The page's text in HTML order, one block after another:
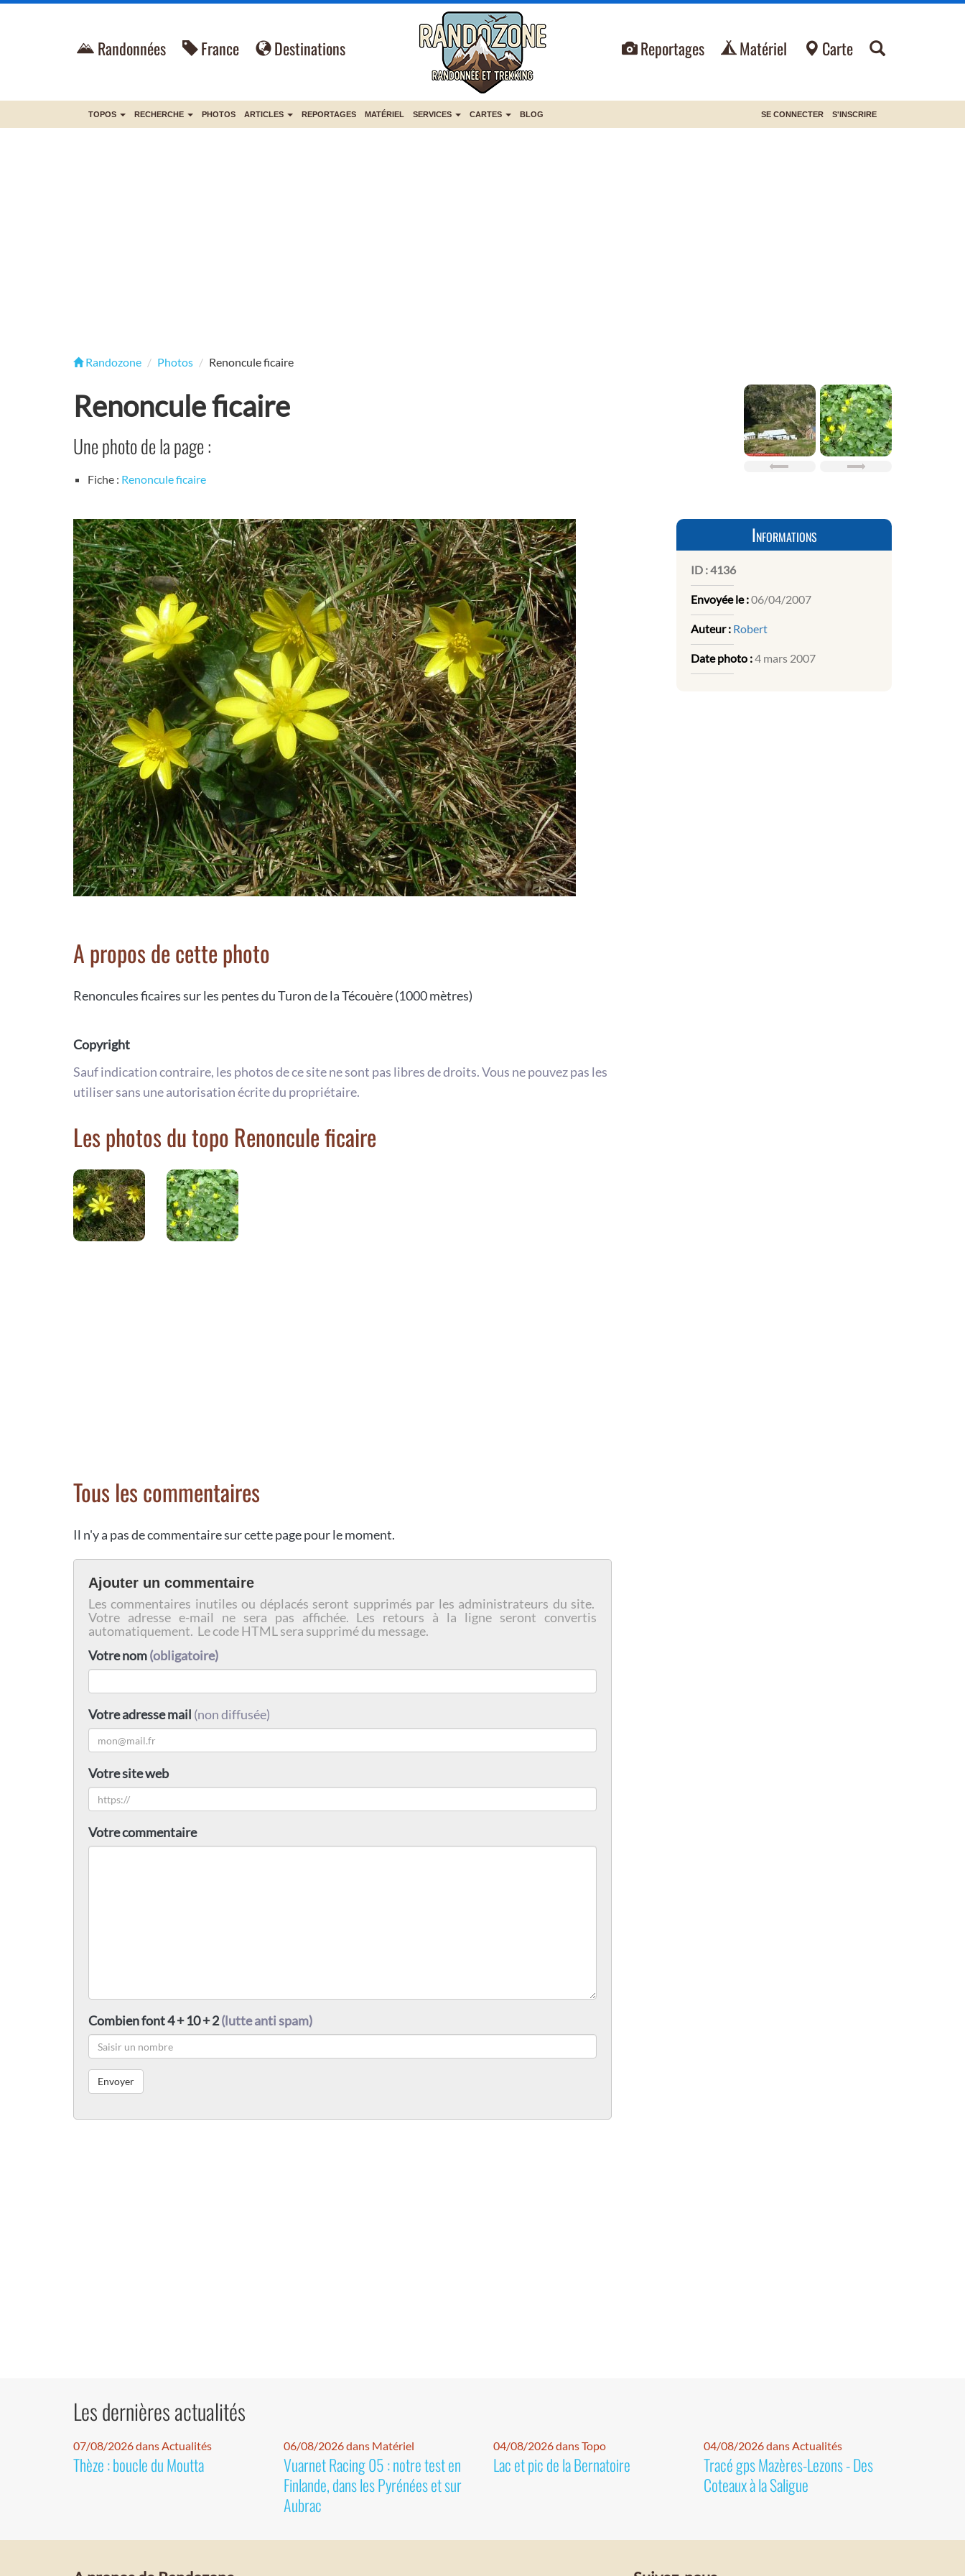
Randonnées France Destinations Reportages Matériel Carte
TOPOS RECHERCHE PHOTOS ARTICLES REPORTAGES MATÉRIEL SERVICES CARTES BLOG SE CONNECTER S'INSCRIRE
Randozone Photos Renoncule ficaire
Renoncule ficaire
Une photo de la page :
Fiche : Renoncule ficaire
A propos de cette photo
Renoncules ficaires sur les pentes du Turon de la Técouère (1000 mètres)
Copyright
Sauf indication contraire, les photos de ce site ne sont pas libres de droits. Vous ne pouvez pas les
utiliser sans une autorisation écrite du propriétaire.
Les photos du topo Renoncule ficaire
Tous les commentaires
Il n'y a pas de commentaire sur cette page pour le moment.
Ajouter un commentaire
Les commentaires inutiles ou déplacés seront supprimés par les administrateurs du site.
Votre adresse e-mail ne sera pas affichée. Les retours à la ligne seront convertis
automatiquement. Le code HTML sera supprimé du message.
Votre nom(obligatoire)
Votre adresse mail (non diffusée)
Votre site web
Votre commentaire
Combien font 4 + 10 + 2(lutte anti spam)
Informations
ID :4136
Envoyée le :06/04/2007
Auteur : Robert
Date photo :4 mars 2007
Les dernières actualités
07/08/2026 dans Actualités
Thèze : boucle du Moutta
06/08/2026 dans Matériel
Vuarnet Racing 05 : notre test en
Finlande, dans les Pyrénées et sur
Aubrac
04/08/2026 dans Topo
Lac et pic de la Bernatoire
04/08/2026 dans Actualités
Tracé gps Mazères-Lezons - Des
Coteaux à la Saligue